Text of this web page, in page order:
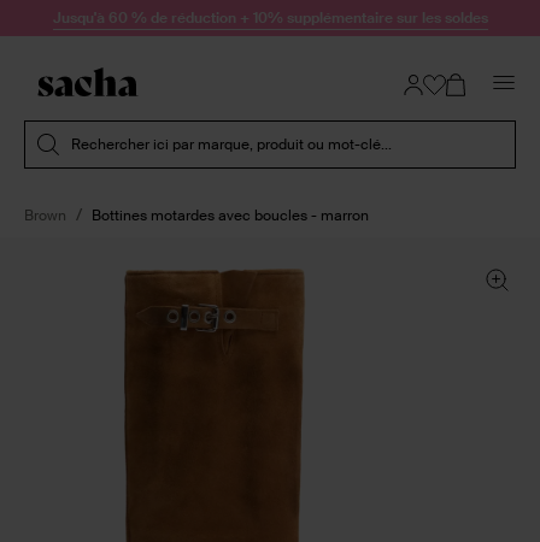
Passer au contenu
Jusqu'à 60 % de réduction + 10% supplémentaire sur les soldes
Rechercher ici par marque, produit ou mot-clé...
Brown Bottines motardes avec boucles - marron